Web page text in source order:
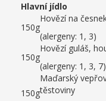
Hlavní jídlo
150g
Hovězí na
(alergeny: 1, 3)
150g
Hovězí guláš,
(alergeny: 1, 3, 7)
150g
Maďarský
těstoviny